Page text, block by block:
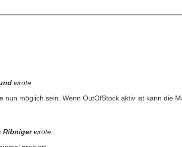
wrote
nun möglich sein. Wenn OutOfStock aktiv ist kann die
Ribniger wrote